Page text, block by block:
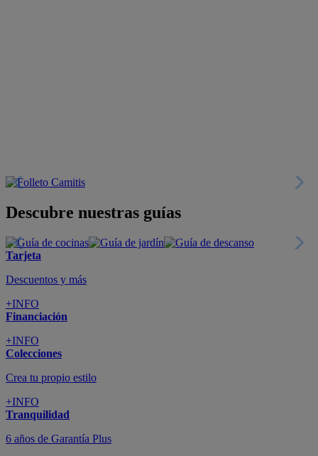
Descubre nuestras guías
Tarjeta
Descuentos y más
+INFO
Financiación
+INFO
Colecciones
Crea tu propio estilo
+INFO
Tranquilidad
6 años de Garantía Plus